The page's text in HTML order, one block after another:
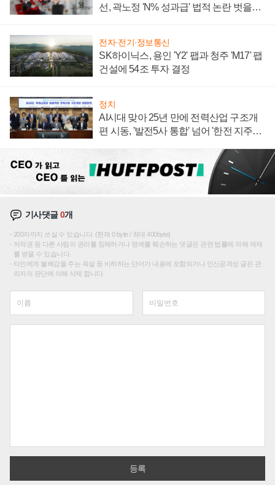
선, 곽노정 'N% 성과급' 법적 논란 벗을지
전자·전기·정보통신
SK하이닉스, 용인 'Y2' 팹과 청주 'M17' 팹
건설에 54조 투자 결정
정치
AI시대 맞아 25년 만에 전력산업 구조개
편 시동, '발전5사 통합' 넘어 '한전 지주사'
기사댓글0개
200자까지 쓰실 수 있습니다. (현재 0 byte / 최대 400byte)
저작권 등 다른 사람의 권리를 침해하거나 명예를 훼손하는 댓글은 관련 법률에 의해 제재
를 받을 수 있습니다.
타인에게 불쾌감을 주는 욕설 등 비하하는 단어가 내용에 포함되거나 인신공격성 글은 관
리자의 판단에 의해 삭제 합니다.